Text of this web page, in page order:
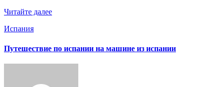
Читайте далее
Испания
Путешествие по испании на машине из испании